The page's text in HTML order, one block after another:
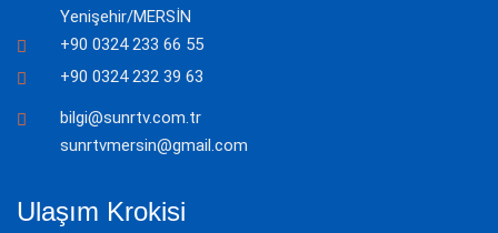
Yenişehir/MERSİN
+90 0324 233 66 55
+90 0324 232 39 63
bilgi@sunrtv.com.tr
sunrtvmersin@gmail.com
Ulaşım Krokisi